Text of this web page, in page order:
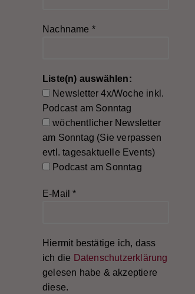
Nachname *
Liste(n) auswählen:
Newsletter 4x/Woche inkl.
Podcast am Sonntag
wöchentlicher Newsletter
am Sonntag (Sie verpassen
evtl. tagesaktuelle Events)
Podcast am Sonntag
E-Mail*
Hiermit bestätige ich, dass
ich die Datenschutzerklärung
gelesen habe & akzeptiere
diese.